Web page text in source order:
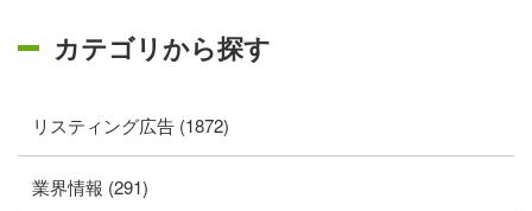
カテゴリから探す
リスティング広告 (1872)
業界情報 (291)